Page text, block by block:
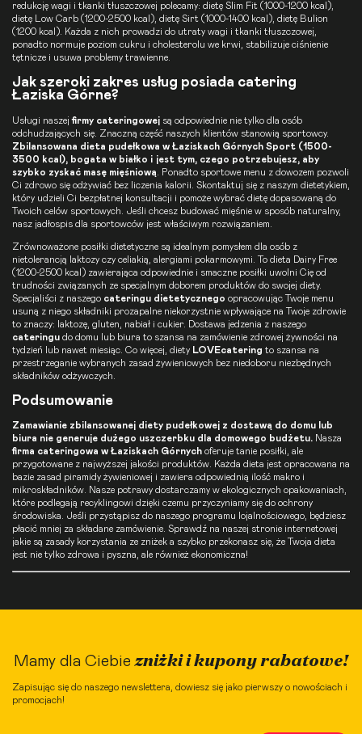
redukcję wagi i tkanki tłuszczowej polecamy: dietę Slim Fit (1000-1200 kcal),
dietę Low Carb (1200-2500 kcal), dietę Sirt (1000-1400 kcal), dietę Bulion
(1200 kcal). Każda z nich prowadzi do utraty wagi i tkanki tłuszczowej,
ponadto normuje poziom cukru i cholesterolu we krwi, stabilizuje ciśnienie
tętnicze i usuwa problemy trawienne.
Jak szeroki zakres usług posiada catering
Łaziska Górne?
Usługi naszejfirmy cateringowej są odpowiednie nie tylko dla osób
odchudzających się. Znaczną część naszych klientów stanowią sportowcy.
Zbilansowana dieta pudełkowa w Łaziskach Górnych Sport (1500-
3500 kcal), bogata w białko i jest tym, czego potrzebujesz, aby
szybko zyskać masę mięśniową . Ponadto sportowe menu z dowozem pozwoli
Ci zdrowo się odżywiać bez liczenia kalorii. Skontaktuj się z naszym dietetykiem,
który udzieli Ci bezpłatnej konsultacji i pomoże wybrać dietę dopasowaną do
Twoich celów sportowych. Jeśli chcesz budować mięśnie w sposób naturalny,
nasz jadłospis dla sportowców jest właściwym rozwiązaniem.
Zrównoważone posiłki dietetyczne są idealnym pomysłem dla osób z
nietolerancją laktozy czy celiakią, alergiami pokarmowymi. To dieta Dairy Free
(1200-2500 kcal) zawierająca odpowiednie i smaczne posiłki uwolni Cię od
trudności związanych ze specjalnym doborem produktów do swojej diety.
Specjaliści z naszego cateringu dietetycznego opracowując Twoje menu
usuną z niego składniki prozapalne niekorzystnie wpływające na Twoje zdrowie
to znaczy: laktozę, gluten, nabiał i cukier. Dostawa jedzenia z naszego
cateringu do domu lub biura to szansa na zamówienie zdrowej żywności na
tydzień lub nawet miesiąc. Co więcej, diety LOVEcatering to szansa na
przestrzeganie wybranych zasad żywieniowych bez niedoboru niezbędnych
składników odżywczych.
Podsumowanie
Zamawianie zbilansowanej diety pudełkowej z dostawą do domu lub
biura nie generuje dużego uszczerbku dla domowego budżetu. Nasza
firma cateringowa w Łaziskach Górnych oferuje tanie posiłki, ale
przygotowane z najwyższej jakości produktów. Każda dieta jest opracowana na
bazie zasad piramidy żywieniowej i zawiera odpowiednią ilość makro i
mikroskładników. Nasze potrawy dostarczamy w ekologicznych opakowaniach,
które podlegają recyklingowi dzięki czemu przyczyniamy się do ochrony
środowiska. Jeśli przystąpisz do naszego programu lojalnościowego, będziesz
płacić mniej za składane zamówienie. Sprawdź na naszej stronie internetowej
jakie są zasady korzystania ze zniżek a szybko przekonasz się, że Twoja dieta
jest nie tylko zdrowa i pyszna, ale również ekonomiczna!
Mamy dla Ciebie zniżki i kupony rabatowe!
Zapisując się do naszego newslettera, dowiesz się jako pierwszy o nowościach i
promocjach!